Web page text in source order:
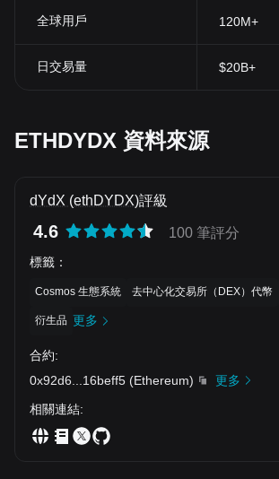
全球用戶 120M+
日交易量 $20B+
ETHDYDX 資料來源
dYdX (ethDYDX)評級
4.6 100 筆評分
標籤 ：
Cosmos 生態系統 去中心化交易所（DEX）代幣
衍生品 更多
合約:
0x92d6
16beff5 (Ethereum)
更多
相關連結: